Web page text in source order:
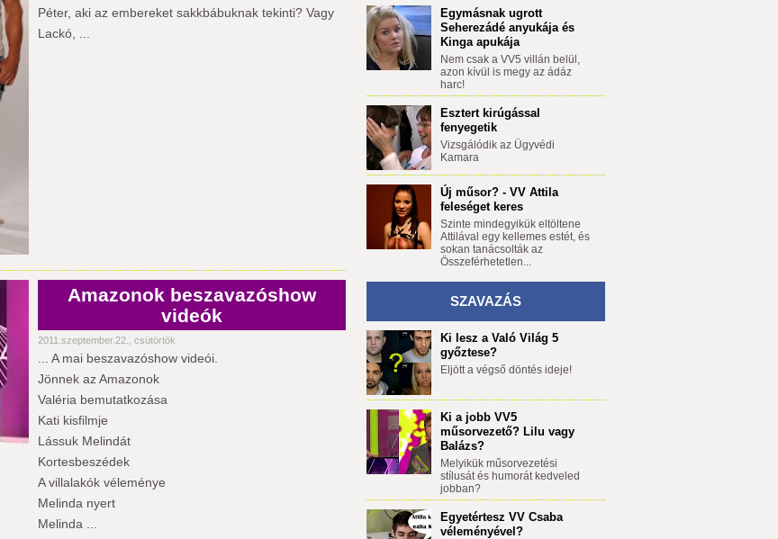
Péter, aki az embereket sakkbábuknak tekinti? Vagy
Lackó, ...
Amazonok beszavazóshow
videók
2011.szeptember.22., csütörtök
... A mai beszavazóshow videói.
Jönnek az Amazonok
Valéria bemutatkozása
Kati kisfilmje
Lássuk Melindát
Kortesbeszédek
A villalakók véleménye
Melinda nyert
Melinda ...
Egymásnak ugrott
Seherezádé anyukája és
Kinga apukája
Nem csak a VV5 villán belül,
azon kívül is megy az ádáz
harc!
Esztert kirúgással
fenyegetik
Vizsgálódik az Ügyvédi
Kamara
Új műsor? - VV Attila
feleséget keres
Szinte mindegyikük eltöltene
Attilával egy kellemes estét, és
sokan tanácsolták az
Összeférhetetlen...
SZAVAZÁS
Ki lesz a Való Világ 5
győztese?
Eljött a végső döntés ideje!
Ki a jobb VV5
műsorvezető? Lilu vagy
Balázs?
Melyikük műsorvezetési
stílusát és humorát kedveled
jobban?
Egyetértesz VV Csaba
véleményével?